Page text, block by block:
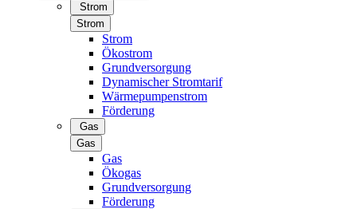
Strom
Strom
Strom
Ökostrom
Grundversorgung
Dynamischer Stromtarif
Wärmepumpenstrom
Förderung
Gas
Gas
Gas
Ökogas
Grundversorgung
Förderung